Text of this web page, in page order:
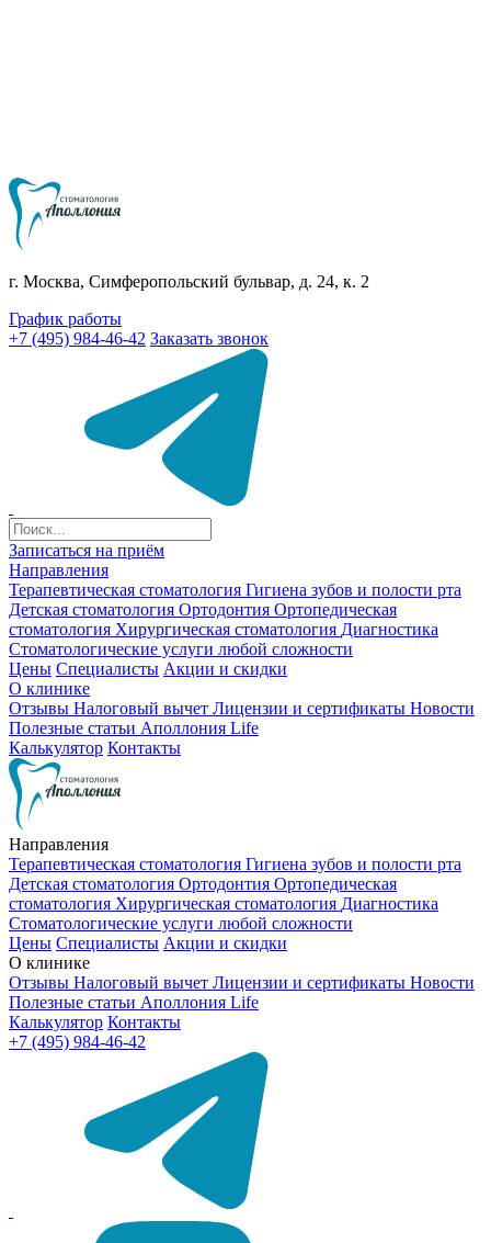
г. Москва, Симферопольский бульвар, д. 24, к. 2
График работы
+7 (495) 984-46-42 Заказать звонок
Записаться на приём
Направления
Терапевтическая стоматология Гигиена зубов и полости рта
Детская стоматология Ортодонтия Ортопедическая
стоматология Хирургическая стоматология Диагностика
Стоматологические услуги любой сложности
Цены Специалисты Акции и скидки
О клинике
Отзывы Налоговый вычет Лицензии и сертификаты Новости
Полезные статьи Аполлония Life
Калькулятор Контакты
Направления
Терапевтическая стоматология Гигиена зубов и полости рта
Детская стоматология Ортодонтия Ортопедическая
стоматология Хирургическая стоматология Диагностика
Стоматологические услуги любой сложности
Цены Специалисты Акции и скидки
О клинике
Отзывы Налоговый вычет Лицензии и сертификаты Новости
Полезные статьи Аполлония Life
Калькулятор Контакты
+7 (495) 984-46-42